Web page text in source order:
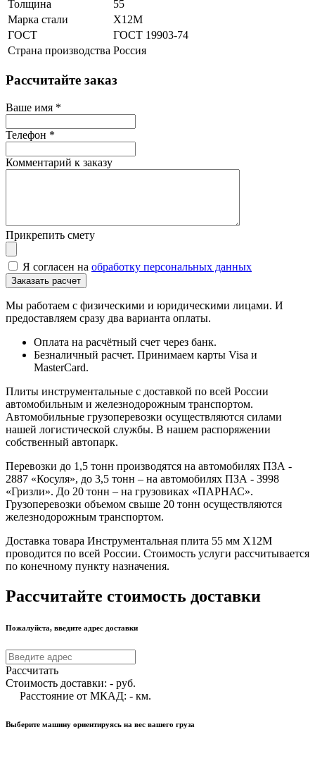
Толщина
55
Марка стали
Х12М
ГОСТ
ГОСТ 19903-74
Страна производства Россия
Рассчитайте заказ
Ваше имя *
Телефон *
Комментарий к заказу
Прикрепить смету
Я согласен на обработку персональных данных
Мы работаем с физическими и юридическими лицами. И
предоставляем сразу два варианта оплаты.
Оплата на расчётный счет через банк.
Безналичный расчет. Принимаем карты Visa и
MasterCard.
Плиты инструментальные с доставкой по всей России
автомобильным и железнодорожным транспортом.
Автомобильные грузоперевозки осуществляются силами
нашей логистической службы. В нашем распоряжении
собственный автопарк.
Перевозки до 1,5 тонн производятся на автомобилях ПЗА -
2887 «Косуля», до 3,5 тонн – на автомобилях ПЗА - 3998
«Гризли». До 20 тонн – на грузовиках «ПАРНАС».
Грузоперевозки объемом свыше 20 тонн осуществляются
железнодорожным транспортом.
Доставка товара Инструментальная плита 55 мм Х12М
проводится по всей России. Стоимость услуги рассчитывается
по конечному пункту назначения.
Рассчитайте стоимость доставки
Пожалуйста, введите адрес доставки
Рассчитать
Стоимость доставки: - руб.
Расстояние от МКАД: - км.
Выберите машину ориентируясь на вес вашего груза